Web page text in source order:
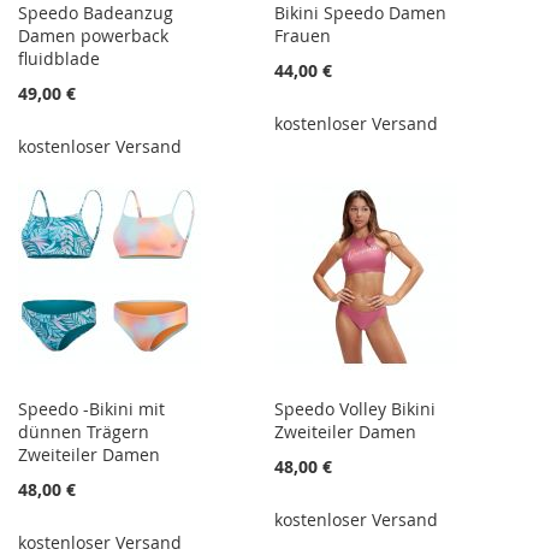
Speedo Badeanzug
Damen powerback
fluidblade
49,00 €
kostenloser Versand
Bikini Speedo Damen
Frauen
44,00 €
kostenloser Versand
Speedo -Bikini mit
dünnen Trägern
Zweiteiler Damen
48,00 €
kostenloser Versand
Speedo Volley Bikini
Zweiteiler Damen
48,00 €
kostenloser Versand